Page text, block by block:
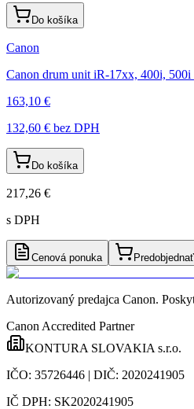
Do košíka
Canon
Canon drum unit iR-17xx, 400i,
163,10 €
132,60 € bez DPH
Do košíka
217,26 €
s DPH
Cenová ponuka Predobjednať
Autorizovaný predajca Canon.
Canon Accredited Partner
KONTURA SLOVAKIA s.r.o.
IČO: 35726446 | DIČ: 2020241905
IČ DPH: SK2020241905